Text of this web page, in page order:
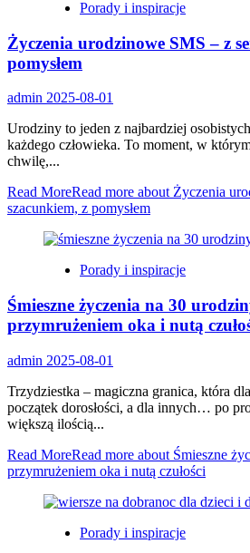
Porady i inspiracje
Życzenia urodzinowe SMS – z
pomysłem
admin 2025-08-01
Urodziny to jeden z najbardziej
każdego człowieka. To moment, w
chwilę,...
Read MoreRead more about Życzenia
szacunkiem, z pomysłem
Porady i inspiracje
Śmieszne życzenia na 30
przymrużeniem oka i nutą
admin 2025-08-01
Trzydziestka – magiczna granica, która
początek dorosłości, a dla innych… po
większą ilością...
Read MoreRead more about Śmieszne
przymrużeniem oka i nutą czułości
Porady i inspiracje